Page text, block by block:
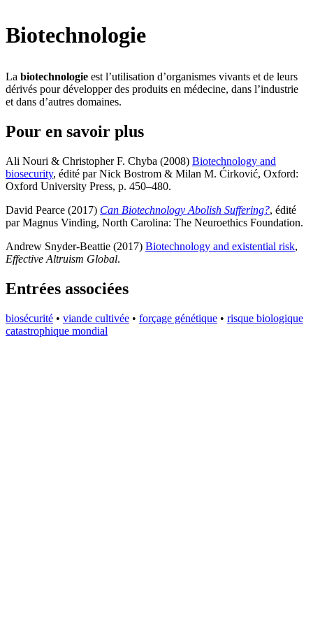
Biotechnologie
La biotechnologie est l’utilisation d’organismes vivants et de leurs
dérivés pour développer des produits en médecine, dans l’industrie
et dans d’autres domaines.
Pour en savoir plus
Ali Nouri & Christopher F. Chyba (2008) Biotechnology and
biosecurity, édité par Nick Bostrom & Milan M. Ćirković, Oxford:
Oxford University Press, p. 450–480.
David Pearce (2017) Can Biotechnology Abolish Suffering?, édité
par Magnus Vinding, North Carolina: The Neuroethics Foundation.
Andrew Snyder-Beattie (2017) Biotechnology and existential risk,
Effective Altruism Global.
Entrées associées
biosécurité • viande cultivée • forçage génétique • risque biologique
catastrophique mondial